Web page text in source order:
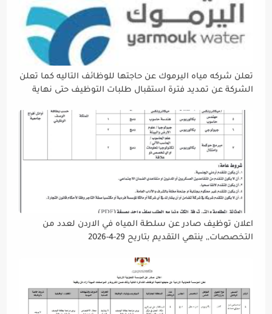
تعلن شركه مياه اليرموك عن حاجتها للوظائف التاليه كما تعلن
الشركة عن تمديد فترة استقبال طلبات التوظيف حتى نهاية
إتاحة الفرصة الكافية أمام الجميع لاستكمال إجراءات التقديم.
اعلان توظيف صادر عن سلطة المياه في الاردن لعدد من
التخصصات,, ينتهي التقديم بتاريح 29-4-2026